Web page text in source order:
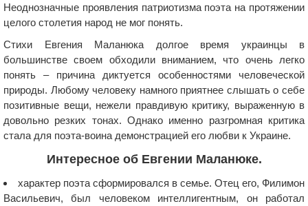
Неоднозначные проявления патриотизма поэта на протяжении
целого столетия народ не мог понять.
Стихи Евгения Маланюка долгое время украинцы в
большинстве своем обходили вниманием, что очень легко
понять – причина диктуется особенностями человеческой
природы. Любому человеку намного приятнее слышать о себе
позитивные вещи, нежели правдивую критику, выраженную в
довольно резких тонах. Однако именно разгромная критика
стала для поэта-воина демонстрацией его любви к Украине.
Интересное об Евгении Маланюке.
характер поэта сформировался в семье. Отец его, Филимон
Васильевич, был человеком интеллигентным, он работал